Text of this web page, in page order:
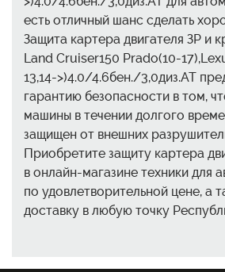
есть отличный шанс сделать
Защита картера двигателя ЗР и
Land Cruiser150 Prado(10-
13,14->)4.0/4.6бен./3,0диз.AT
гарантию безопасности в том,
машины в течении долгого
защищен от внешних
Приобретите защиту картера
в онлайн-магазине техники для
по удовлетворительной цене, а
доставку в любую точку